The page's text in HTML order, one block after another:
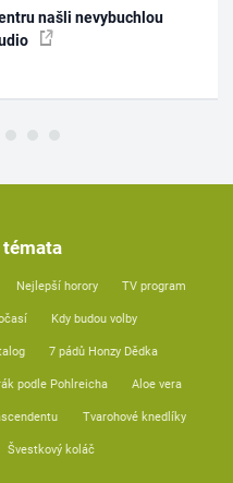
našli nevybuchlou
Nejlepší horory TV program
Kdy budou volby
7 pádů Honzy Dědka
podle Pohlreicha Aloe vera
Tvarohové knedlíky
Švestkový koláč